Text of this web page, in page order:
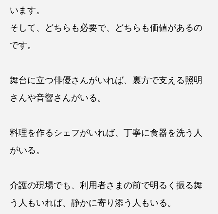
います。
そして、どちらも必要で、どちらも価値があるの
です。
舞台に立つ俳優さんがいれば、裏方で支える照明
さんや音響さんがいる。
料理を作るシェフがいれば、丁寧に食器を洗う人
がいる。
介護の現場でも、利用者さまの前で明るく振る舞
う人もいれば、静かに寄り添う人もいる。